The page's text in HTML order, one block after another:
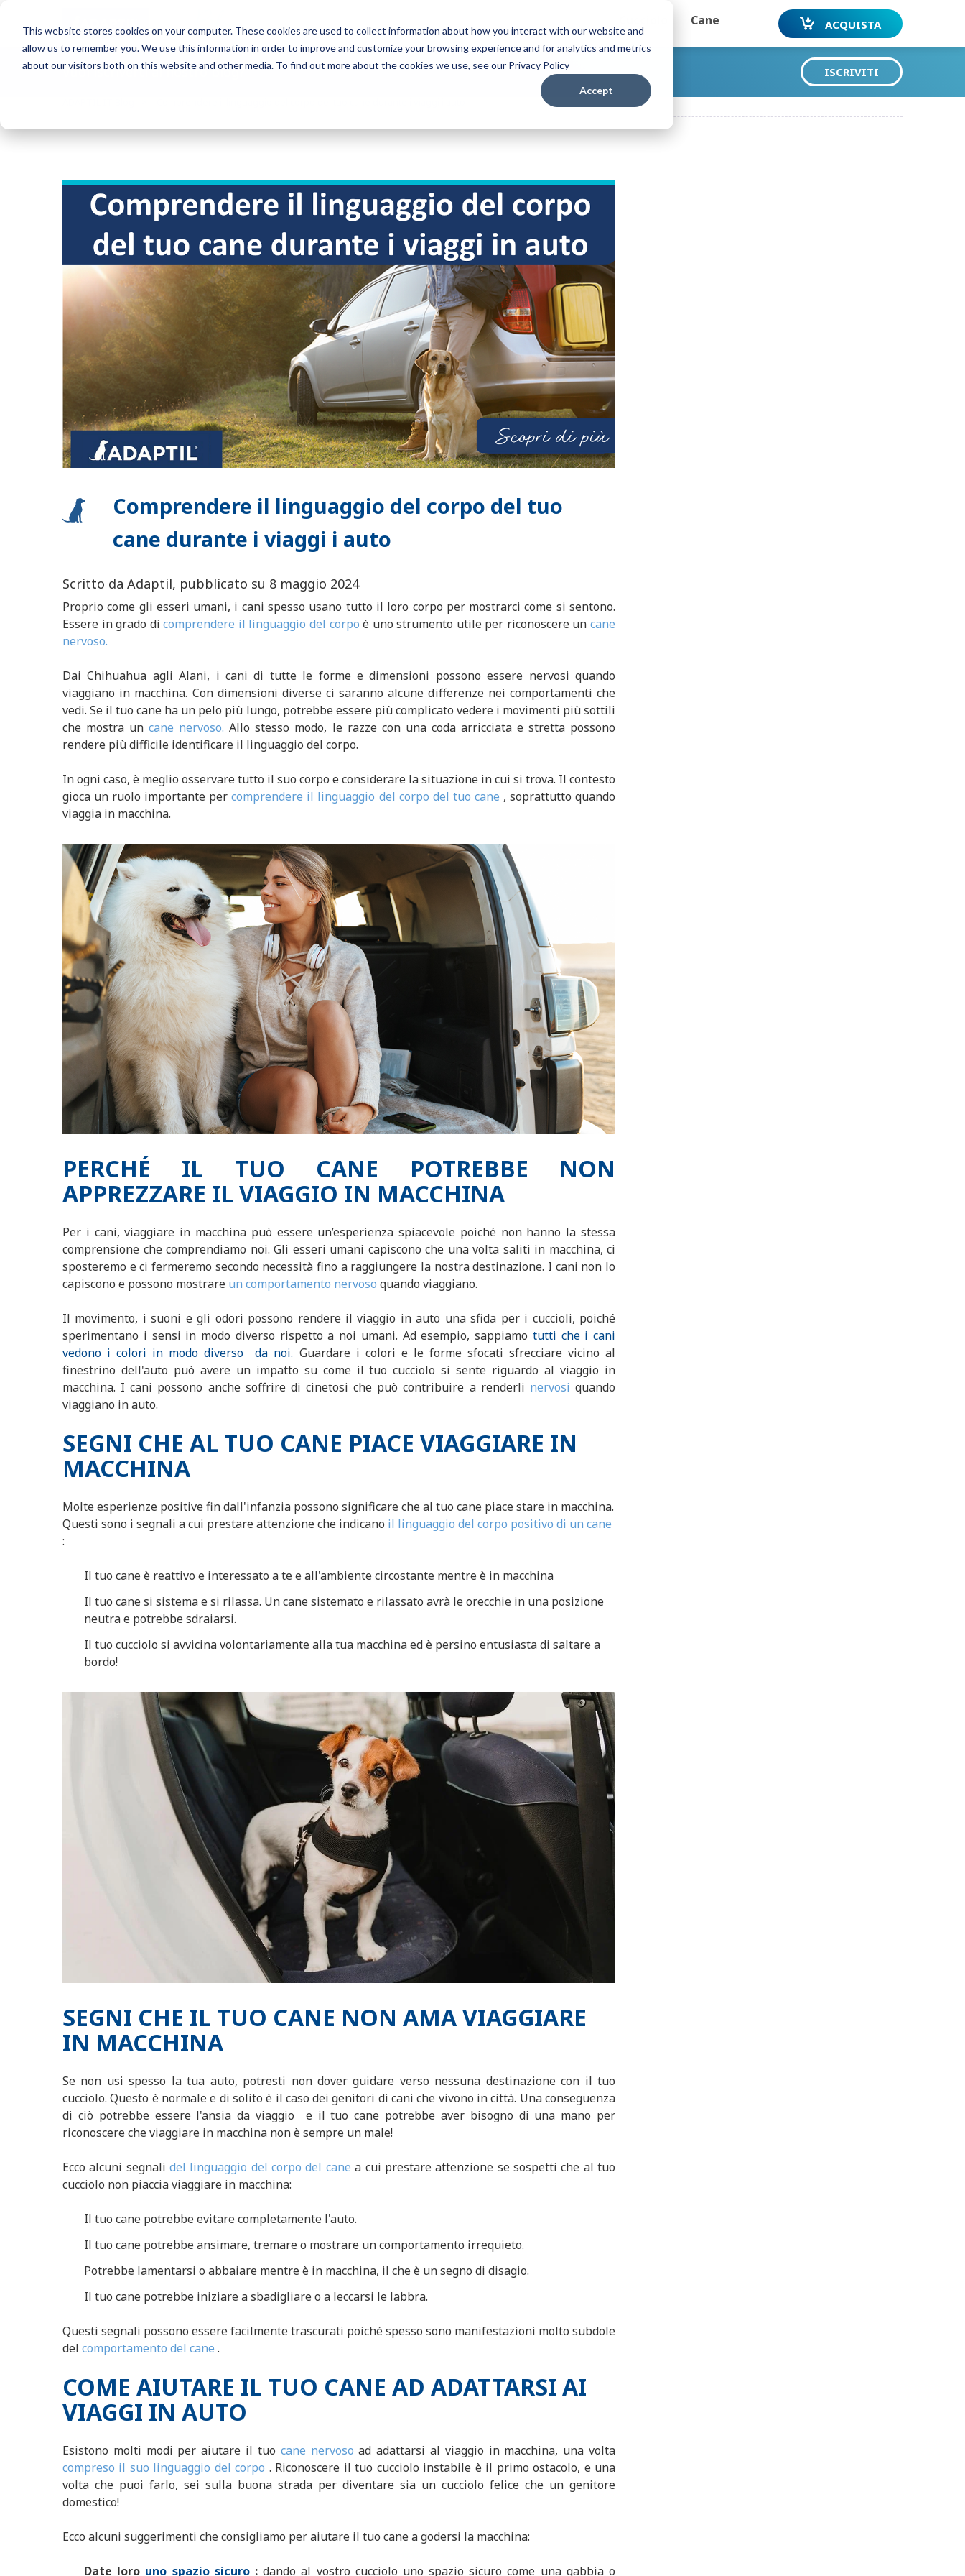
This website stores cookies on your computer. These cookies are used to collect information about how you interact with our website and
allow us to remember you. We use this information in order to improve and customize your browsing experience and for analytics and metrics
about our visitors both on this website and other media. To find out more about the cookies we use, see our Privacy Policy
Accept
Blog
Cane ACQUISTA
Vuoi iscriverti al nostro blog? ISCRIVITI
Comprendere il linguaggio del corpo del tuo
cane durante i viaggi i auto
Scritto da Adaptil, pubblicato su 8 maggio 2024
Proprio come gli esseri umani, i cani spesso usano tutto il loro corpo per mostrarci come si sentono.
Essere in grado dicomprendere il linguaggio del corpoè uno strumento utile per riconoscere un cane
nervoso.
Dai Chihuahua agli Alani, i cani di tutte le forme e dimensioni possono essere nervosi quando
viaggiano in macchina. Con dimensioni diverse ci saranno alcune differenze nei comportamenti che
vedi. Se il tuo cane ha un pelo più lungo, potrebbe essere più complicato vedere i movimenti più sottili
che mostra uncane nervoso.Allo stesso modo, le razze con una coda arricciata e stretta possono
rendere più difficile identificare il linguaggio del corpo.
In ogni caso, è meglio osservare tutto il suo corpo e considerare la situazione in cui si trova. Il contesto
gioca un ruolo importante percomprendere il linguaggio del corpo del tuo cane , soprattutto quando
viaggia in macchina.
PERCHÉ IL TUO CANE POTREBBE NON
APPREZZARE IL VIAGGIO IN MACCHINA
Per i cani, viaggiare in macchina può essere un’esperienza spiacevole poiché non hanno la stessa
comprensione che comprendiamo noi. Gli esseri umani capiscono che una volta saliti in macchina, ci
sposteremo e ci fermeremo secondo necessità fino a raggiungere la nostra destinazione. I cani non lo
capiscono e possono mostrare un comportamento nervoso quando viaggiano.
Il movimento, i suoni e gli odori possono rendere il viaggio in auto una sfida per i cuccioli, poiché
sperimentano i sensi in modo diverso rispetto a noi umani. Ad esempio, sappiamo tutti che i cani
vedono i colori in modo diverso da noi. Guardare i colori e le forme sfocati sfrecciare vicino al
finestrino dell'auto può avere un impatto su come il tuo cucciolo si sente riguardo al viaggio in
macchina. I cani possono anche soffrire di cinetosi che può contribuire a renderli nervosiquando
viaggiano in auto.
SEGNI CHE AL TUO CANE PIACE VIAGGIARE IN
MACCHINA
Molte esperienze positive fin dall'infanzia possono significare che al tuo cane piace stare in macchina.
Questi sono i segnali a cui prestare attenzione che indicano il linguaggio del corpo positivo di un cane
:
Il tuo cane è reattivo e interessato a te e all'ambiente circostante mentre è in macchina
Il tuo cane si sistema e si rilassa. Un cane sistemato e rilassato avrà le orecchie in una posizione
neutra e potrebbe sdraiarsi.
Il tuo cucciolo si avvicina volontariamente alla tua macchina ed è persino entusiasta di saltare a
bordo!
SEGNI CHE IL TUO CANE NON AMA VIAGGIARE
IN MACCHINA
Se non usi spesso la tua auto, potresti non dover guidare verso nessuna destinazione con il tuo
cucciolo. Questo è normale e di solito è il caso dei genitori di cani che vivono in città. Una conseguenza
di ciò potrebbe essere l'ansia da viaggio e il tuo cane potrebbe aver bisogno di una mano per
riconoscere che viaggiare in macchina non è sempre un male!
Ecco alcuni segnalidel linguaggio del corpo del canea cui prestare attenzione se sospetti che al tuo
cucciolo non piaccia viaggiare in macchina:
Il tuo cane potrebbe evitare completamente l'auto.
Il tuo cane potrebbe ansimare, tremare o mostrare un comportamento irrequieto.
Potrebbe lamentarsi o abbaiare mentre è in macchina, il che è un segno di disagio.
Il tuo cane potrebbe iniziare a sbadigliare o a leccarsi le labbra.
Questi segnali possono essere facilmente trascurati poiché spesso sono manifestazioni molto subdole
del comportamento del cane .
COME AIUTARE IL TUO CANE AD ADATTARSI AI
VIAGGI IN AUTO
Esistono molti modi per aiutare il tuo cane nervosoad adattarsi al viaggio in macchina, una volta
compreso il suo linguaggio del corpo . Riconoscere il tuo cucciolo instabile è il primo ostacolo, e una
volta che puoi farlo, sei sulla buona strada per diventare sia un cucciolo felice che un genitore
domestico!
Ecco alcuni suggerimenti che consigliamo per aiutare il tuo cane a godersi la macchina:
Date loro uno spazio sicuro :dando al vostro cucciolo uno spazio sicuro come una gabbia o